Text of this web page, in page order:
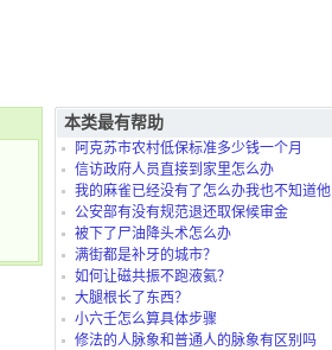
本类最有帮助
阿克苏市农村低保标准多少钱一个月
信访政府人员直接到家里怎么办
我的麻雀已经没有了怎么办我也不知道他
是怎么死的？
公安部有没有规范退还取保候审金
被下了尸油降头术怎么办
满街都是补牙的城市？
如何让磁共振不跑液氦？
大腿根长了东西？
小六壬怎么算具体步骤
修法的人脉象和普通人的脉象有区别吗